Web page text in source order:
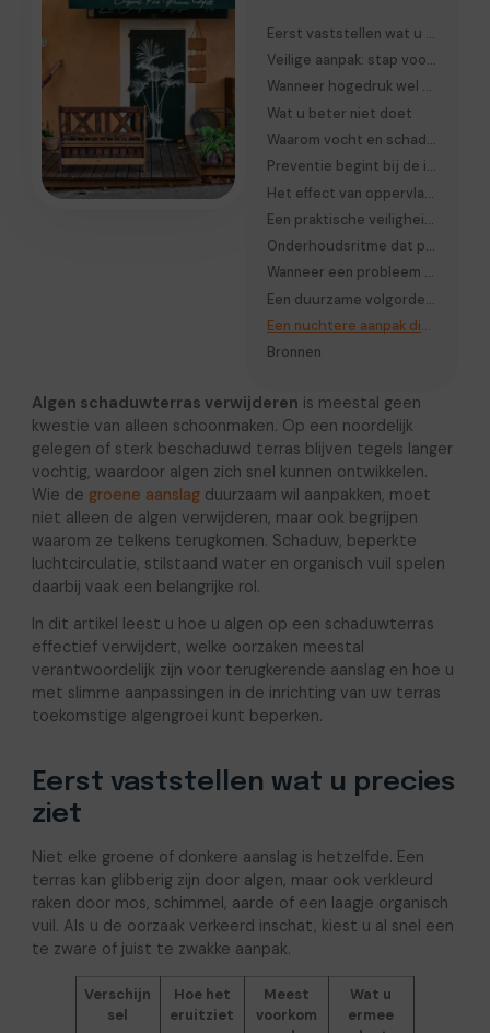
Eerst vaststellen wat u precies ziet
Veilige aanpak: stap voor stap algen verwijderen
Wanneer hogedruk wel en niet verstandig is
Wat u beter niet doet
Waarom vocht en schaduw zo sterk samen werken
Preventie begint bij de inrichting rond het terras
Het effect van oppervlak en materiaal
Een praktische veiligheidscheck voordat u begint
Onderhoudsritme dat past bij een beschaduwd terras
Wanneer een probleem méér is dan algen
Een duurzame volgorde van werken
Een nuchtere aanpak die werkt
Bronnen
Algen schaduwterras verwijderen is meestal geen
kwestie van alleen schoonmaken. Op een noordelijk
gelegen of sterk beschaduwd terras blijven tegels langer
vochtig, waardoor algen zich snel kunnen ontwikkelen.
Wie de groene aanslagduurzaam wil aanpakken, moet
niet alleen de algen verwijderen, maar ook begrijpen
waarom ze telkens terugkomen. Schaduw, beperkte
luchtcirculatie, stilstaand water en organisch vuil spelen
daarbij vaak een belangrijke rol.
In dit artikel leest u hoe u algen op een schaduwterras
effectief verwijdert, welke oorzaken meestal
verantwoordelijk zijn voor terugkerende aanslag en hoe u
met slimme aanpassingen in de inrichting van uw terras
toekomstige algengroei kunt beperken.
Eerst vaststellen wat u precies
ziet
Niet elke groene of donkere aanslag is hetzelfde. Een
terras kan glibberig zijn door algen, maar ook verkleurd
raken door mos, schimmel, aarde of een laagje organisch
vuil. Als u de oorzaak verkeerd inschat, kiest u al snel een
te zware of juist te zwakke aanpak.
Verschijn
sel
Hoe het
eruitziet
Meest
voorkom
Wat u
ermee